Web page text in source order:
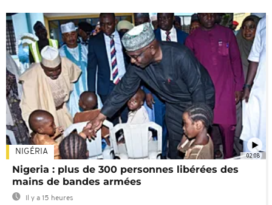
02:08
NIGÉRIA
Nigeria : plus de 300 personnes libérées des
mains de bandes armées
Il y a 15 heures